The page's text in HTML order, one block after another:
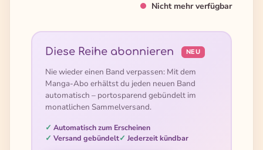
Nicht mehr verfügbar
Diese Reihe abonnieren NEU
Nie wieder einen Band verpassen: Mit dem
Manga-Abo erhältst du jeden neuen Band
automatisch – portosparend gebündelt im
monatlichen Sammelversand.
Automatisch zum Erscheinen
Versand gebündelt
Jederzeit kündbar